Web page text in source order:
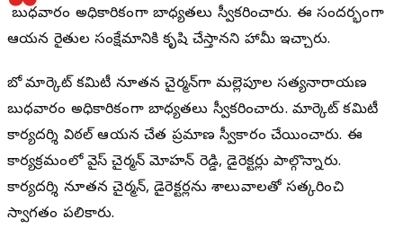
బుధవారం అధికారికంగా బాధ్యతలు స్వీకరించారు. ఈ సందర్భంగా
ఆయన రైతుల సంక్షేమానికి కృషి చేస్తానని హామీ ఇచ్చారు.
బోథ్ మార్కెట్ కమిటీ నూతన చైర్మన్‌గా మల్లెపూల సత్యనారాయణ
బుధవారం అధికారికంగా బాధ్యతలు స్వీకరించారు. మార్కెట్ కమిటీ
కార్యదర్శి విఠల్ ఆయన చేత ప్రమాణ స్వీకారం చేయించారు. ఈ
కార్యక్రమంలో వైస్ చైర్మన్ మోహన్ రెడ్డి, డైరెక్టర్లు పాల్గొన్నారు.
కార్యదర్శి నూతన చైర్మన్, డైరెక్టర్లను శాలువాలతో సత్కరించి
స్వాగతం పలికారు.